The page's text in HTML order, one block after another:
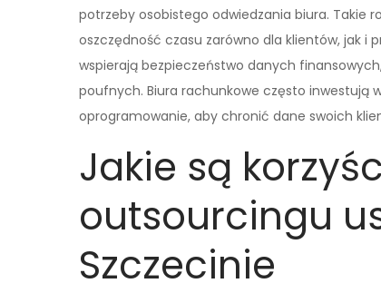
potrzeby osobistego odwiedzania biura. Takie
oszczędność czasu zarówno dla klientów, jak i
wspierają bezpieczeństwo danych
poufnych. Biura rachunkowe często inwestują
oprogramowanie, aby chronić dane swoich
Jakie są
outsourcingu
Szczecinie